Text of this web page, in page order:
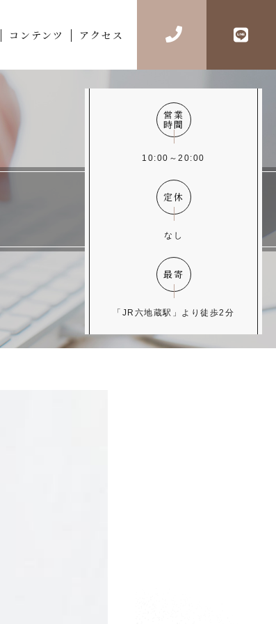
コンテンツ アクセス
営業
時間
10:00～20:00
定休
なし
最寄
「JR六地蔵駅」より徒歩2分